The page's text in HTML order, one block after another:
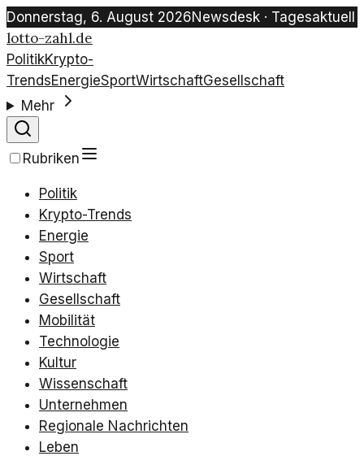
Donnerstag, 6. August 2026Newsdesk · Tagesaktuell
lotto-zahl.de
PolitikKrypto-
TrendsEnergieSportWirtschaftGesellschaft
Mehr
Rubriken
Politik
Krypto-Trends
Energie
Sport
Wirtschaft
Gesellschaft
Mobilität
Technologie
Kultur
Wissenschaft
Unternehmen
Regionale Nachrichten
Leben